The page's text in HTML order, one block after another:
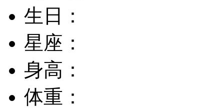
生日：
星座：
身高：
体重：